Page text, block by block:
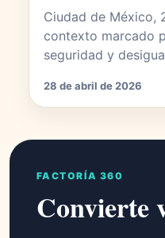
Ciudad de México,
contexto marcado
seguridad y
28 de abril de 2026
FACTORÍA 360
Convierte